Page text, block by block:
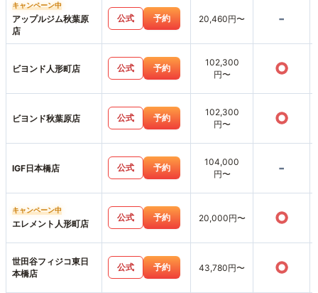
キャンペーン中
アップルジム秋葉原
店
公式 予約 20,460円〜 -
ビヨンド人形町店 公式 予約
102,300
円〜
○
ビヨンド秋葉原店 公式 予約
102,300
円〜
○
IGF日本橋店 公式 予約
104,000
円〜
-
キャンペーン中
エレメント人形町店
公式 予約 20,000円〜 ○
世田谷フィジコ東日
本橋店
公式 予約 43,780円〜 ○